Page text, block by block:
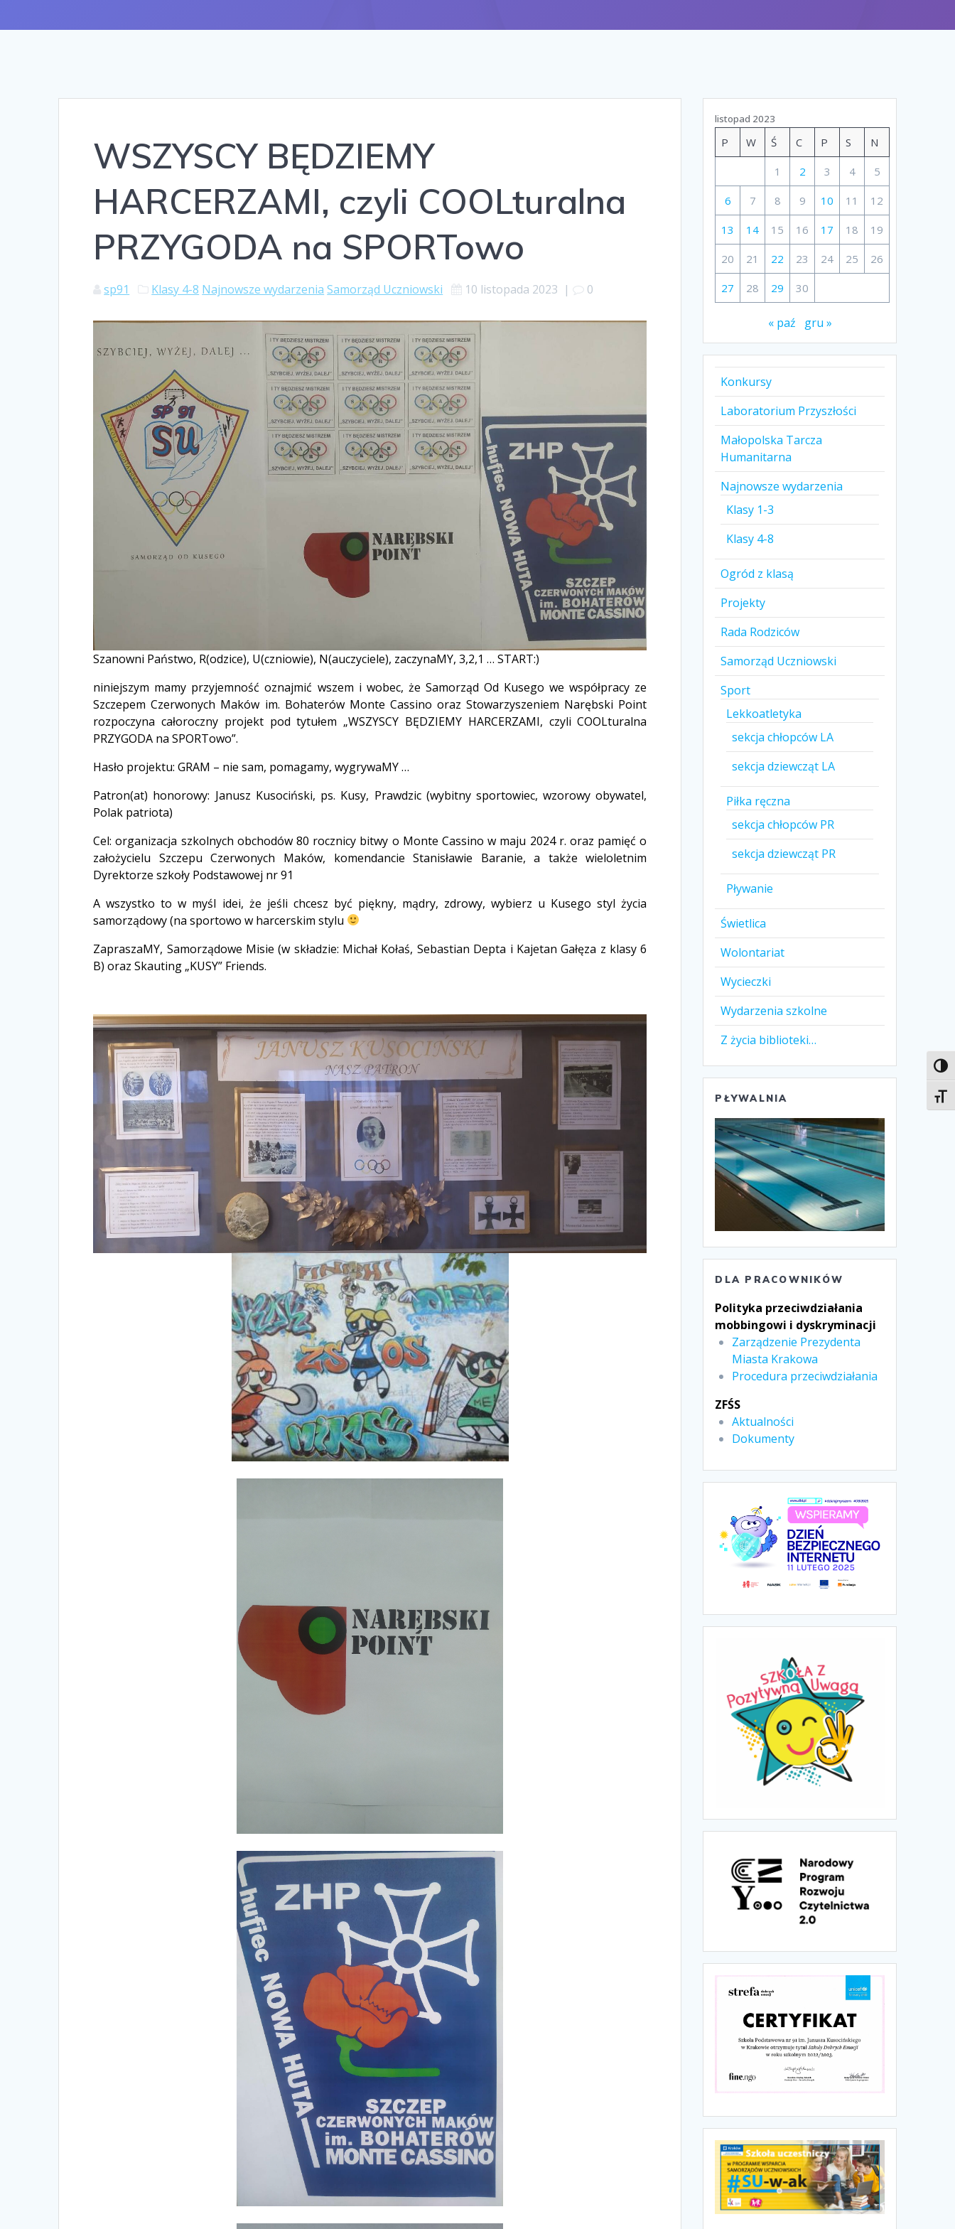
WSZYSCY BĘDZIEMY
HARCERZAMI, czyli COOLturalna
PRZYGODA na SPORTowo
sp91 Klasy 4-8 Najnowsze wydarzenia Samorząd Uczniowski 10 listopada 2023 | 0
Szanowni Państwo, R(odzice), U(czniowie), N(auczyciele), zaczynaMY, 3,2,1 … START:)
niniejszym mamy przyjemność oznajmić wszem i wobec, że Samorząd Od Kusego we współpracy ze
Szczepem Czerwonych Maków im. Bohaterów Monte Cassino oraz Stowarzyszeniem Narębski Point
rozpoczyna całoroczny projekt pod tytułem „WSZYSCY BĘDZIEMY HARCERZAMI, czyli COOLturalna
PRZYGODA na SPORTowo”.
Hasło projektu: GRAM – nie sam, pomagamy, wygrywaMY …
Patron(at) honorowy: Janusz Kusociński, ps. Kusy, Prawdzic (wybitny sportowiec, wzorowy obywatel,
Polak patriota)
Cel: organizacja szkolnych obchodów 80 rocznicy bitwy o Monte Cassino w maju 2024 r. oraz pamięć o
założycielu Szczepu Czerwonych Maków, komendancie Stanisławie Baranie, a także wieloletnim
Dyrektorze szkoły Podstawowej nr 91
A wszystko to w myśl idei, że jeśli chcesz być piękny, mądry, zdrowy, wybierz u Kusego styl życia
samorządowy (na sportowo w harcerskim stylu
ZapraszaMY, Samorządowe Misie (w składzie: Michał Kołaś, Sebastian Depta i Kajetan Gałęza z klasy 6
B) oraz Skauting „KUSY” Friends.
listopad 2023
P W Ś C P S N
1 2 3 4 5
6 7 8 9 10 11 12
13 14 15 16 17 18 19
20 21 22 23 24 25 26
27 28 29 30
« paź gru »
Konkursy
Laboratorium Przyszłości
Małopolska Tarcza
Humanitarna
Najnowsze wydarzenia
Klasy 1-3
Klasy 4-8
Ogród z klasą
Projekty
Rada Rodziców
Samorząd Uczniowski
Sport
Lekkoatletyka
sekcja chłopców LA
sekcja dziewcząt LA
Piłka ręczna
sekcja chłopców PR
sekcja dziewcząt PR
Pływanie
Świetlica
Wolontariat
Wycieczki
Wydarzenia szkolne
Z życia biblioteki…
PŁYWALNIA
DLA PRACOWNIKÓW
Polityka przeciwdziałania
mobbingowi i dyskryminacji
Zarządzenie Prezydenta
Miasta Krakowa
Procedura przeciwdziałania
ZFŚS
Aktualności
Dokumenty